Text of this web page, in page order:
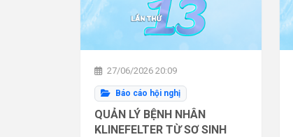
27/06/2026 20:09
Báo cáo hội nghị
QUẢN LÝ BỆNH NHÂN
KLINEFELTER TỪ SƠ SINH